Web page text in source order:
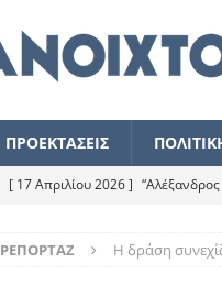
ΠΡΟΕΚΤΑΣΕΙΣ
[ 17 Απριλίου 2026 ]
[ 17 Φεβρουαρίου 2026 ]
ΡΕΠΟΡΤΑΖ Η δράση